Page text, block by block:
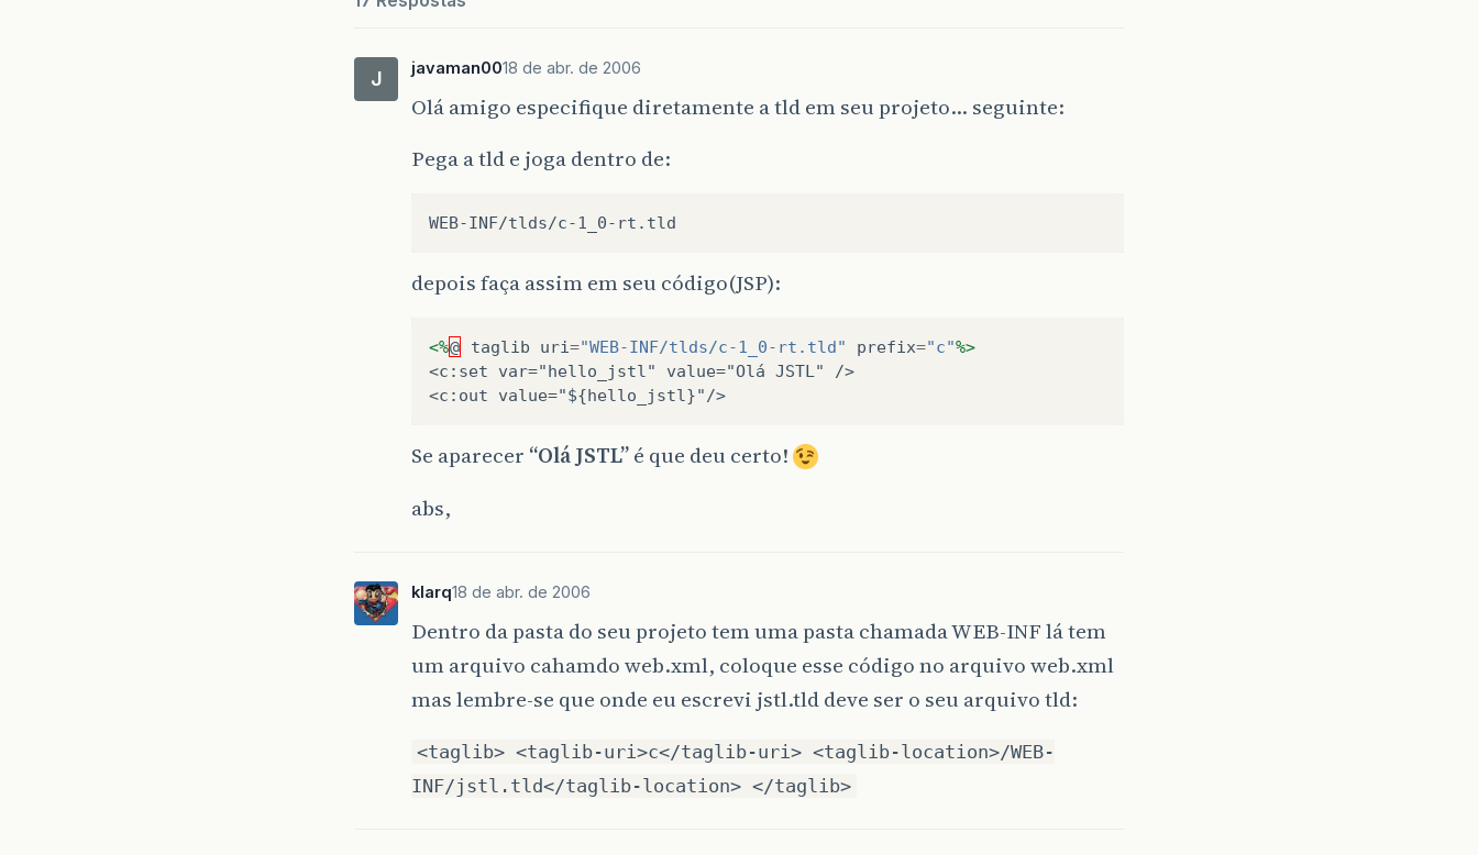
J javaman0018 de abr. de 2006
Olá amigo especifique diretamente a tld em seu projeto… seguinte:
Pega a tld e joga dentro de:
depois faça assim em seu código(JSP):
<%@ taglib uri="WEB-INF/tlds/c-1_0-rt.tld" prefix="c"%>
<c:set var="hello_jstl" value="Olá JSTL" />
<c:out value="${hello_jstl}"/>
Se aparecer “Olá JSTL”é que deu certo!
abs,
klarq18 de abr. de 2006
Dentro da pasta do seu projeto tem uma pasta chamada WEB-INF lá tem
um arquivo cahamdo web.xml, coloque esse código no arquivo web.xml
mas lembre-se que onde eu escrevi jstl.tld deve ser o seu arquivo tld:
<taglib> <taglib-uri>c</taglib-uri> <taglib-location>/WEB-
INF/jstl.tld</taglib-location> </taglib>